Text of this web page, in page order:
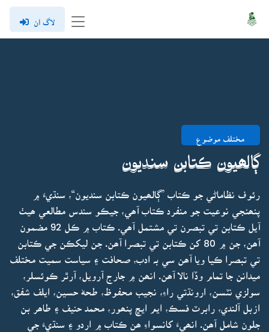
لاگ ان
مختلف موضوع
ڳالھيون ڪتابن سنديون
رئوف نظاماڻي جو ڪتاب ”ڳالھيون ڪتابن سنديون“، سنڌيءَ ۾
پنھنجي نوعيت جو منفرد ڪتاب آھي، جيڪو سندس مطالعي ھيٺ
آھن، جن ۾ 80 کن ڪتابن تي تبصرا آھن. جن ليکڪن جي ڪتابن
تي تبصرا ڪيا ويا آھن سي بہ ادب، صحافت ۽ سياست سميت مختلف
ميدانن جا تمام وڏا نالا آھن. انھن ۾ جارج آرويل، آرٿر ڪوئسلر،
سولزي نٽسن، ارونڌتي راءِ، نجيب محفوظ، طحهٰ حسين، ايلف شفق،
ازبل آلندي، رابرٽ فسڪ، ايم ايڇ پنھور، محمد حنيف ۽ طاھر بن
جلون شامل آھن. انھيءَ کانسواءِ ھن ڪتاب ۾ اردو ۽ سنڌيءَ جي